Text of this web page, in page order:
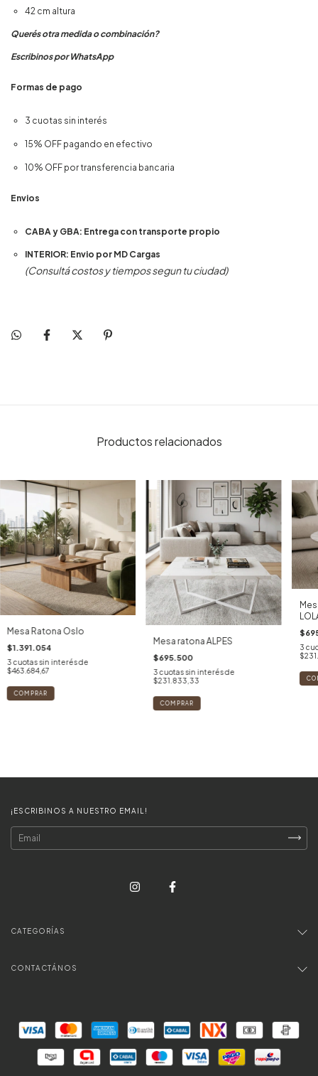
42 cm altura
Querés otra medida o combinación?
Escribinos por WhatsApp
Formas de pago
3 cuotas sin interés
15% OFF pagando en efectivo
10% OFF por transferencia bancaria
Envios
CABA y GBA: Entrega con transporte propio
INTERIOR: Envio por MD Cargas
(Consultá costos y tiempos segun tu ciudad)
Productos relacionados
Mesa Ratona Oslo
$1.391.054
3 cuotas sin interés de
$463.684,67
Mesa ratona ALPES
$695.500
3 cuotas sin interés de
$231.833,33
3
¡ESCRIBINOS A NUESTRO EMAIL!
CATEGORÍAS
CONTACTÁNOS